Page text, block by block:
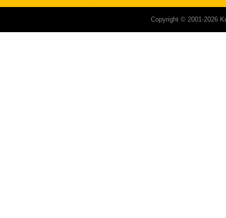
Copyright © 2001-2026